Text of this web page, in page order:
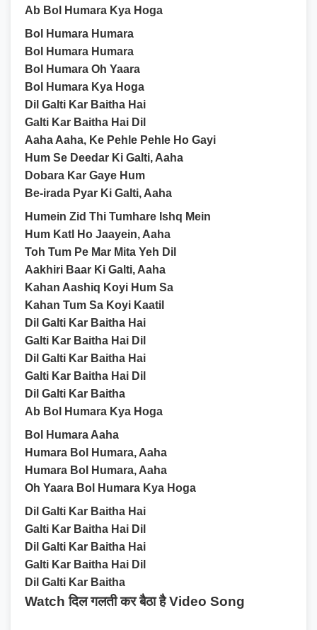
Ab Bol Humara Kya Hoga
Bol Humara Humara
Bol Humara Humara
Bol Humara Oh Yaara
Bol Humara Kya Hoga
Dil Galti Kar Baitha Hai
Galti Kar Baitha Hai Dil
Aaha Aaha, Ke Pehle Pehle Ho Gayi
Hum Se Deedar Ki Galti, Aaha
Dobara Kar Gaye Hum
Be-irada Pyar Ki Galti, Aaha
Humein Zid Thi Tumhare Ishq Mein
Hum Katl Ho Jaayein, Aaha
Toh Tum Pe Mar Mita Yeh Dil
Aakhiri Baar Ki Galti, Aaha
Kahan Aashiq Koyi Hum Sa
Kahan Tum Sa Koyi Kaatil
Dil Galti Kar Baitha Hai
Galti Kar Baitha Hai Dil
Dil Galti Kar Baitha Hai
Galti Kar Baitha Hai Dil
Dil Galti Kar Baitha
Ab Bol Humara Kya Hoga
Bol Humara Aaha
Humara Bol Humara, Aaha
Humara Bol Humara, Aaha
Oh Yaara Bol Humara Kya Hoga
Dil Galti Kar Baitha Hai
Galti Kar Baitha Hai Dil
Dil Galti Kar Baitha Hai
Galti Kar Baitha Hai Dil
Dil Galti Kar Baitha
Watch दिल गलती कर बैठा है Video Song